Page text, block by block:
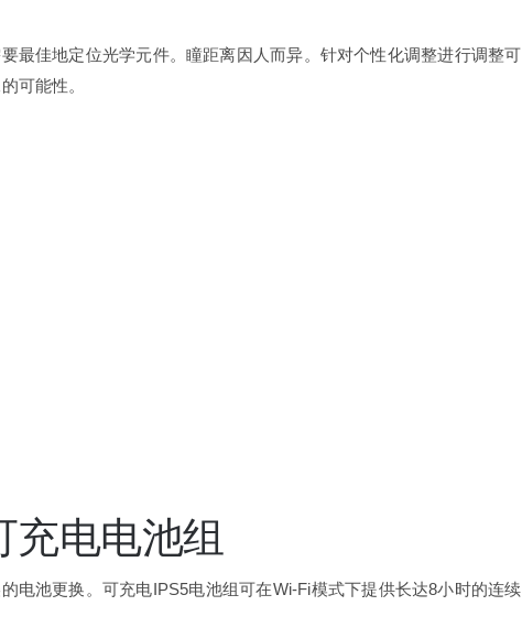
最佳地定位光学元件。瞳距离因人而异。针对个性化调整进行调整可
可能性。
电电池组
电池更换。可充电IPS5电池组可在Wi-Fi模式下提供长达8小时的连续